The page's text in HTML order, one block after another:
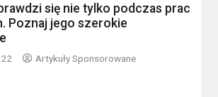
się nie tylko podczas prac
Poznaj jego szerokie
Artykuły Sponsorowane